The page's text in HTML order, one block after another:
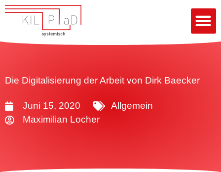
Die Digitalisierung der Arbeit von Dirk Baecker
Juni 15, 2020
Allgemein
Maximilian Locher